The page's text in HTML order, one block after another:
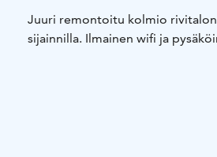
Juuri remontoitu kolmio rivitalon
sijainnilla. Ilmainen wifi ja